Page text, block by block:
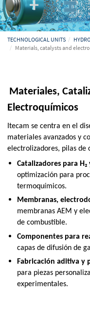
TECHNOLOGICAL UNITS
Materials, catalysts and
Materiales,
Electroquímicos
Itecam se centra en el
materiales avanzados y
electrolizadores, pilas de
Catalizadores para
optimización para
termoquímicos.
Membranas,
membranas AEM y
de combustible.
Componentes para
capas de difusión de
Fabricación aditiva y
para piezas
experimentales.